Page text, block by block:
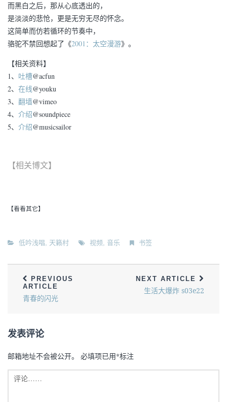
而黑白之后，那从心底透出的，
是淡淡的悲怆，更是无穷无尽的怀念。
这简单而仿若循环的节奏中，
骆驼不禁回想起了《2001：太空漫游》。
【相关资料】
1、 吐槽@acfun
2、 在线@youku
3、 翻墙@vimeo
4、 介绍@soundpiece
5、 介绍@musicsailor
【相关博文】
【看看其它】
低吟浅唱, 天籁村 视频, 音乐 书签
PREVIOUS
ARTICLE
青春的闪光
NEXT ARTICLE
生活大爆炸 s03e22
发表评论
邮箱地址不会被公开。 必填项已用*标注